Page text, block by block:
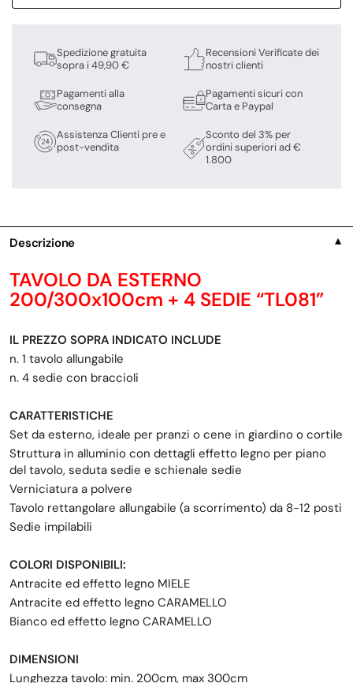
Spedizione gratuita
sopra i 49,90 €
Pagamenti alla
consegna
Assistenza Clienti pre e
post-vendita
Recensioni Verificate dei
nostri clienti
Pagamenti sicuri con
Carta e Paypal
Sconto del 3% per
ordini superiori ad €
1.800
Descrizione ▼
TAVOLO DA ESTERNO
200/300x100cm + 4 SEDIE “TL081”
IL PREZZO SOPRA INDICATO INCLUDE
n. 1 tavolo allungabile
n. 4 sedie con braccioli
CARATTERISTICHE
Set da esterno, ideale per pranzi o cene in giardino o cortile
Struttura in alluminio con dettagli effetto legno per piano
del tavolo, seduta sedie e schienale sedie
Verniciatura a polvere
Tavolo rettangolare allungabile (a scorrimento) da 8-12 posti
Sedie impilabili
COLORI DISPONIBILI:
Antracite ed effetto legno MIELE
Antracite ed effetto legno CARAMELLO
Bianco ed effetto legno CARAMELLO
DIMENSIONI
Lunghezza tavolo: min. 200cm, max 300cm